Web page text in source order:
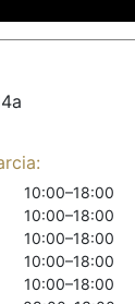
10:00–18:00
10:00–18:00
10:00–18:00
10:00–18:00
10:00–18:00